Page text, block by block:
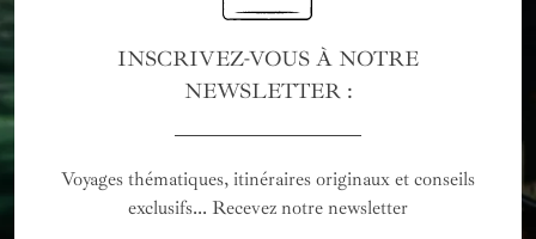
INSCRIVEZ-VOUS À NOTRE
NEWSLETTER :
Voyages thématiques, itinéraires originaux et conseils
exclusifs... Recevez notre newsletter